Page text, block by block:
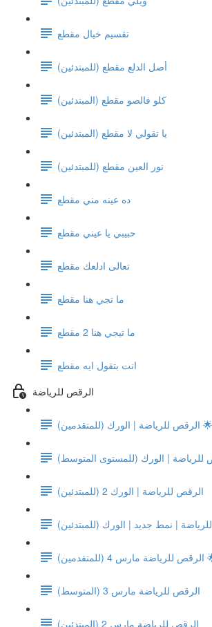
تقسيم خيال مقطع
(أصل الدلع مقطع (للمبتدئين
كلو فالصو مقطع (المبتدئين)
يا تقولي لا مقطع (المبتدئين)
نور العين مقطع (للمبتدئين)
ده عينه مني مقطع
حبيبي يا عيني مقطع
تعالى ادلعك مقطع
ما تجي هنا مقطع
ما تيجي هنا 2 مقطع
انت بتقول ايه مقطع
الرقص للرياضة
الرقص للرياضة | الورك (للمتقدمين) 🌟
للرياضة | الورك (للمستوى المتوسط)
الرقص للرياضة | الورك 2 (للمبتدئين)
| نمط جديد | الورك (للمبتدئين)
🌟
الرقص للرياضة مارس 3 (المتوسط)
الرقص للرياضة مارس 2 (المبتدئين)